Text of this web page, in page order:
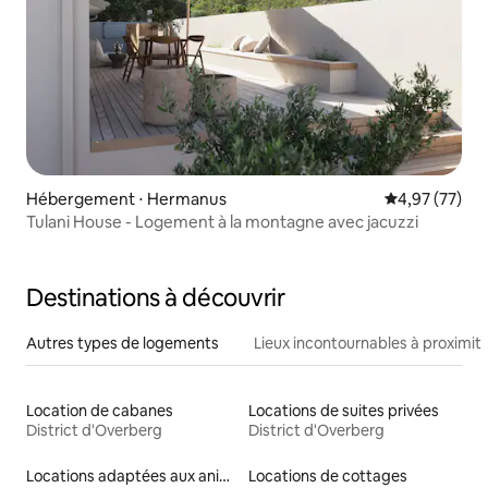
Hébergement ⋅ Hermanus Évaluation
4,97 (77)
Tulani House - Logement à la montagne avec jacuzzi
Destinations à découvrir
Autres types de logements Lieux incontournables à
Location de cabanes
District d'Overberg
Locations de suites privées
District d'Overberg
Locations adaptées aux animaux
Locations de cottages